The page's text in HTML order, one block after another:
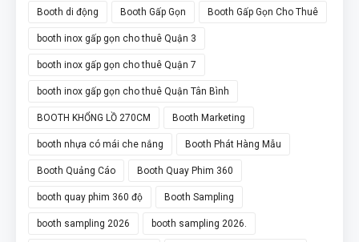
Booth di động Booth Gấp Gọn Booth Gấp Gọn Cho Thuê
booth inox gấp gọn cho thuê Quận 3
booth inox gấp gọn cho thuê Quận 7
booth inox gấp gọn cho thuê Quận Tân Bình
BOOTH KHỔNG LỒ 270CM Booth Marketing
booth nhựa có mái che nắng Booth Phát Hàng Mẫu
Booth Quảng Cáo Booth Quay Phim 360
booth quay phim 360 độ Booth Sampling
booth sampling 2026 booth sampling 2026.